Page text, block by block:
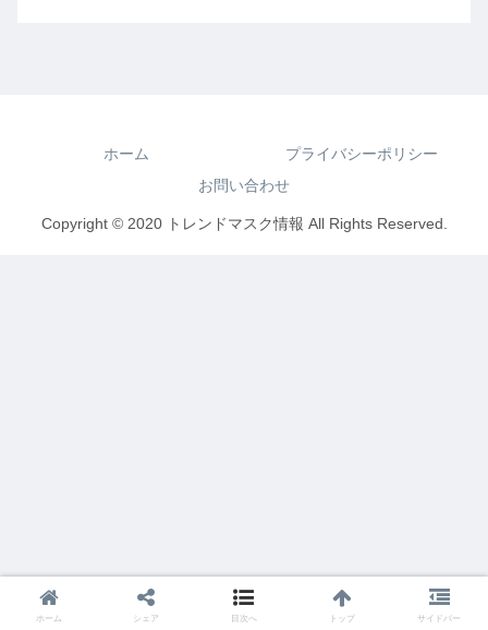
ホーム
プライバシーポリシー
お問い合わせ
Copyright © 2020 トレンドマスク情報 All Rights Reserved.
ホーム シェア 目次へ トップ サイドバー